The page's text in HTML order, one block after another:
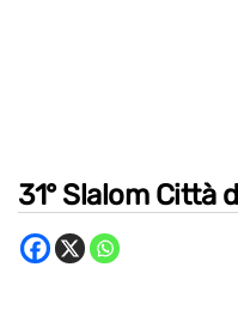
31° Slalom Città